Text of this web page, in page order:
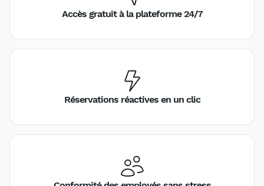
Accès gratuit à la plateforme 24/7
Réservations réactives en un clic